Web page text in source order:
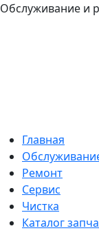
Обслуживание и
Главная
Ремонт
Сервис
Чистка
Каталог